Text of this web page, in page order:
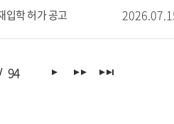
입학 허가 공고
94